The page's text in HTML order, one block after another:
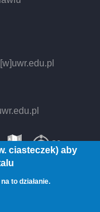
[w]uwr.edu.pl
ciasteczek) aby
to działanie.